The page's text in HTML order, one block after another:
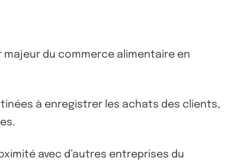
du commerce alimentaire en
à enregistrer les achats des clients,
avec d’autres entreprises du